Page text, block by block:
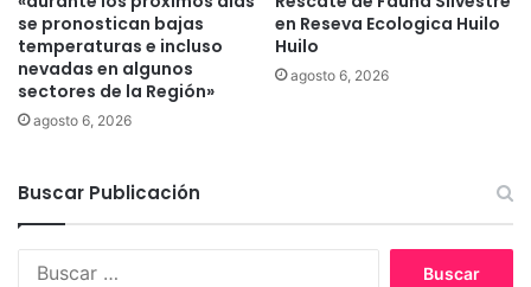
e
r
r
a
r
d
e
f
se pronostican bajas
temperaturas e incluso
nevadas en algunos
sectores de la Región»
agosto 6, 2026
en Reseva Ecologica Huilo
Huilo
agosto 6, 2026
Buscar Publicación